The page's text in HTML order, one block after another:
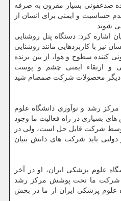
ضدعفونی بسیار مقرون به صرفه
حساسیت و ایمنی برای انسان از
شوند.
اشاره کرد: دستگاه پنل روشنایی
نیز با کاربردهایی مانند روشنایی
کننده سطوح و هوا، از بین برنده
و ارتقاء ایمنی چشم و پوست
دیگر محصولات شرکت صمصام شید
رشد و نوآوری دانشگاه علوم
بسیاری در راه فعالیت ما وجود
شرکت قابل حل است، ولی در
باید شرکت های دانش بنیان
علوم پزشکی ایران، او در آخر
که شرکت ما تحت پوشش مرکز رشد
علوم پزشکی ایران از ما در بخش